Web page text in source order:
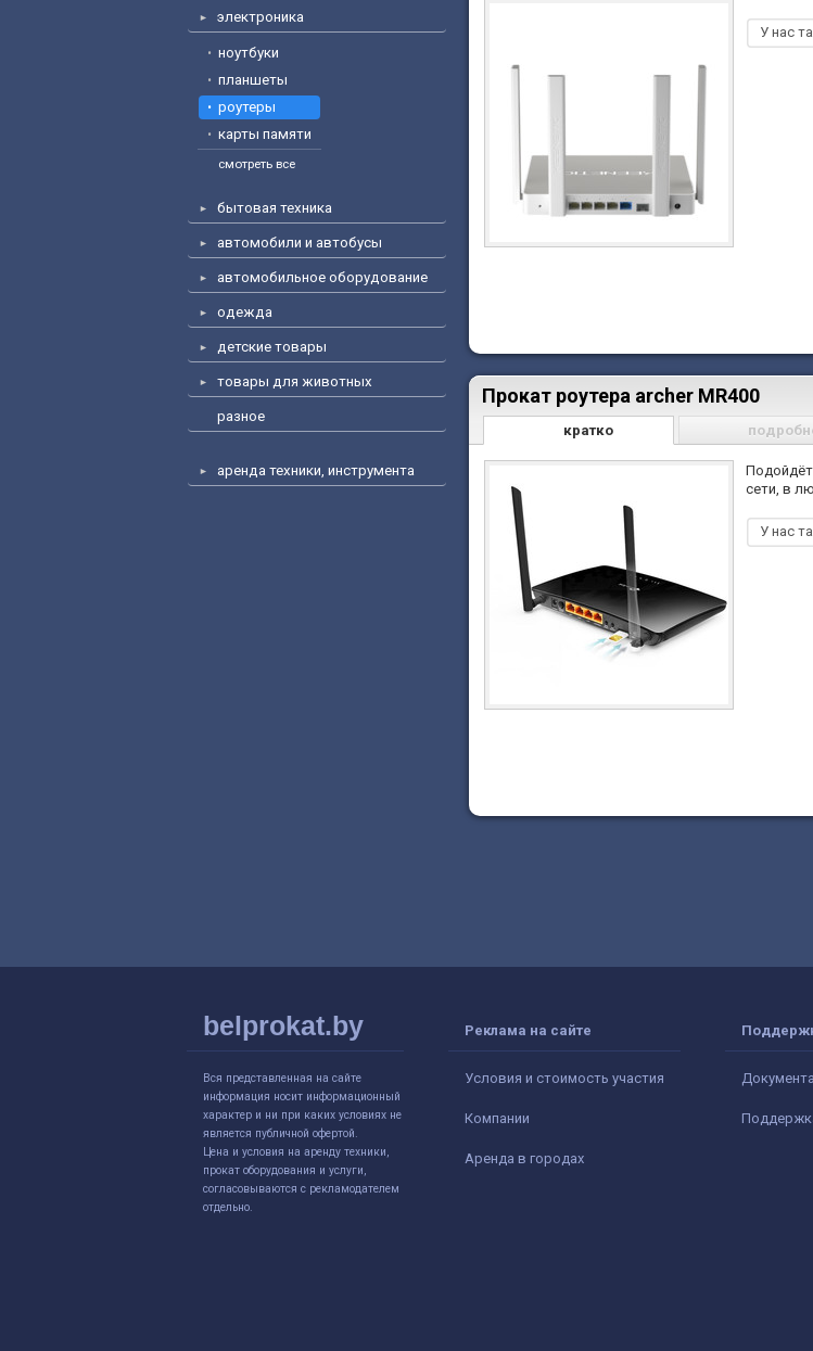
электроника
ноутбуки
планшеты
роутеры
карты памяти
смотреть все
бытовая техника
автомобили и автобусы
автомобильное оборудование
одежда
детские товары
товары для животных
разное
аренда техники, инструмента
Прокат роутера archer MR400
кратко
сети, в
belprokat.by
Вся представленная на сайте
информация носит информационный
характер и ни при каких условиях не
является публичной офертой.
Цена и условия на аренду техники,
прокат оборудования и услуги,
согласовываются с рекламодателем
отдельно.
Реклама на сайте
Условия и стоимость участия
Компании
Аренда в городах